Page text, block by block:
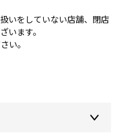
いをしていない店舗、閉店
います。
い。